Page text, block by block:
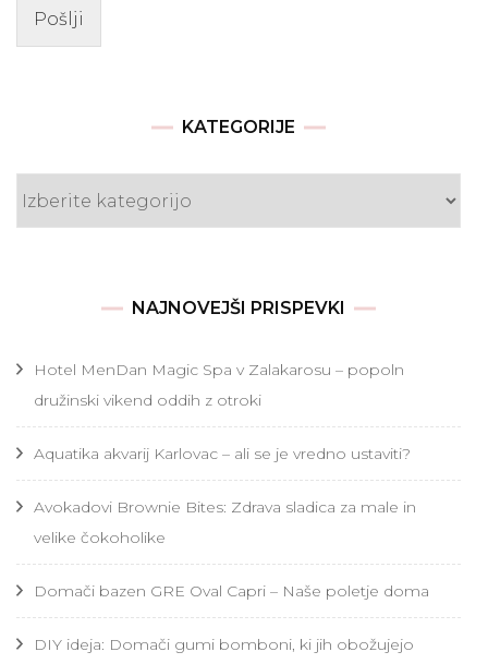
Pošlji
KATEGORIJE
NAJNOVEJŠI PRISPEVKI
Hotel MenDan Magic Spa v Zalakarosu – popoln
družinski vikend oddih z otroki
Aquatika akvarij Karlovac – ali se je vredno ustaviti?
Avokadovi Brownie Bites: Zdrava sladica za male in
velike čokoholike
Domači bazen GRE Oval Capri – Naše poletje doma
DIY ideja: Domači gumi bomboni, ki jih obožujejo